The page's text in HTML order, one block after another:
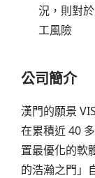
況，則對
工風險
公司簡介
漢門的願景
在累積近 40
置最優化的軟
的浩瀚之門」